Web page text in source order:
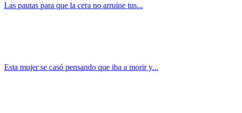
Las pautas para que la cera no arruine tus...
Esta mujer se casó pensando que iba a morir y...